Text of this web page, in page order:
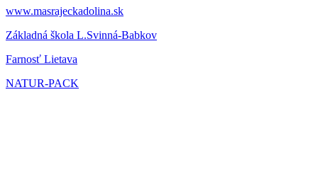
www.masrajeckadolina.sk
Základná škola L.Svinná-Babkov
Farnosť Lietava
NATUR-PACK